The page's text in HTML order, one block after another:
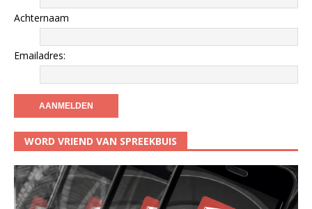
Achternaam
Emailadres:
WORD VRIEND VAN SPREEKBUIS